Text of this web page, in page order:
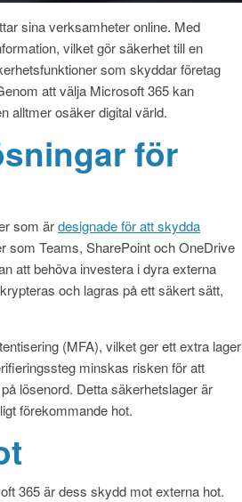
sina verksamheter online. Med
vilket gör säkerhet till en
som skyddar företag
att välja Microsoft 365 kan
alltmer osäker digital värld.
för
som ärdesignade för att skydda
som Teams, SharePoint och OneDrive
att behöva investera i dyra externa
och lagras på ett säkert sätt,
(MFA), vilket ger ett extra lager
minskas risken för att
lösenord. Detta säkerhetslager är
förekommande hot.
365 är dess skydd mot externa hot.